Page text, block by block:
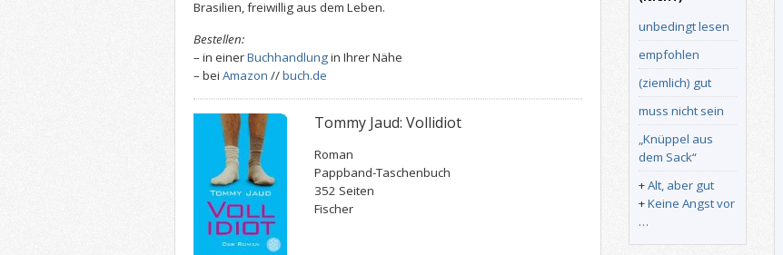
Brasilien, freiwillig aus dem Leben.
Bestellen:
– in einerBuchhandlungin Ihrer Nähe
– bei Amazon //buch.de
Tommy Jaud: Vollidiot
Roman
Pappband-Taschenbuch
352 Seiten
Fischer
unbedingt lesen
empfohlen
(ziemlich) gut
muss nicht sein
„Knüppel aus
dem Sack“
+Alt, aber gut
+Keine Angst vor
…